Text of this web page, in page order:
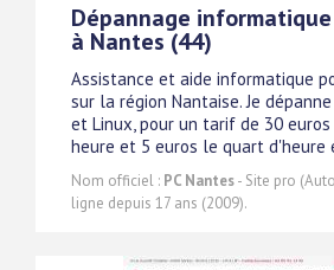
Dépannage
à Nantes (44)
Assistance et aide informatique
sur la région Nantaise. Je dépanne
et Linux, pour un tarif de 30
heure et 5 euros le quart d'heure
Nom officiel : PC Nantes- Site pro
ligne depuis 17 ans (2009).